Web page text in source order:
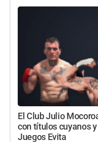
El Club Julio
con títulos cuyanos
Juegos Evita